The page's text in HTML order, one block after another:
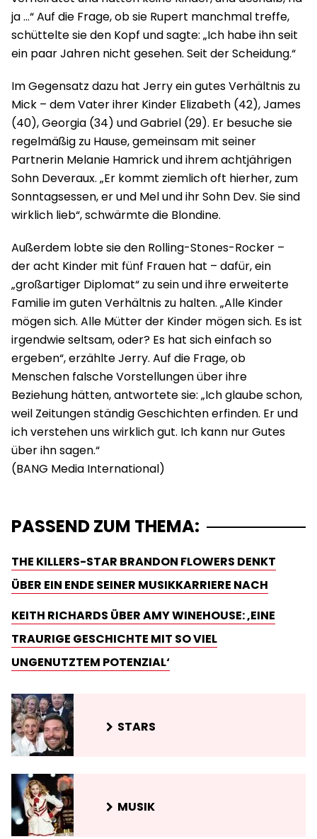
ja …“ Auf die Frage, ob sie Rupert manchmal treffe,
schüttelte sie den Kopf und sagte: „Ich habe ihn seit
ein paar Jahren nicht gesehen. Seit der Scheidung.“
Im Gegensatz dazu hat Jerry ein gutes Verhältnis zu
Mick – dem Vater ihrer Kinder Elizabeth (42), James
(40), Georgia (34) und Gabriel (29). Er besuche sie
regelmäßig zu Hause, gemeinsam mit seiner
Partnerin Melanie Hamrick und ihrem achtjährigen
Sohn Deveraux. „Er kommt ziemlich oft hierher, zum
Sonntagsessen, er und Mel und ihr Sohn Dev. Sie sind
wirklich lieb“, schwärmte die Blondine.
Außerdem lobte sie den Rolling-Stones-Rocker –
der acht Kinder mit fünf Frauen hat – dafür, ein
„großartiger Diplomat“ zu sein und ihre erweiterte
Familie im guten Verhältnis zu halten. „Alle Kinder
mögen sich. Alle Mütter der Kinder mögen sich. Es ist
irgendwie seltsam, oder? Es hat sich einfach so
ergeben“, erzählte Jerry. Auf die Frage, ob
Menschen falsche Vorstellungen über ihre
Beziehung hätten, antwortete sie: „Ich glaube schon,
weil Zeitungen ständig Geschichten erfinden. Er und
ich verstehen uns wirklich gut. Ich kann nur Gutes
über ihn sagen.“
PASSEND ZUM THEMA:
THE KILLERS-STAR BRANDON FLOWERS DENKT
ÜBER EIN ENDE SEINER MUSIKKARRIERE NACH
KEITH RICHARDS ÜBER AMY WINEHOUSE: ‚EINE
TRAURIGE GESCHICHTE MIT SO VIEL
UNGENUTZTEM POTENZIAL‘
STARS
MUSIK